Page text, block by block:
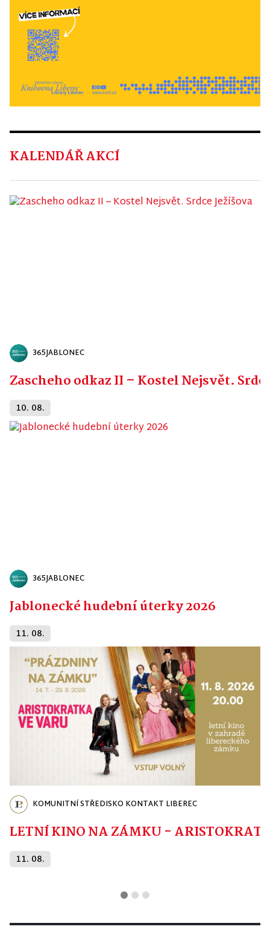
KALENDÁŘ AKCÍ
365JABLONEC
Zascheho odkaz II – Kostel Nejsvět.
10. 08.
365JABLONEC
Jablonecké hudební úterky 2026
11. 08.
KOMUNITNÍ STŘEDISKO KONTAKT LIBEREC
LETNÍ KINO NA ZÁMKU -
11. 08.